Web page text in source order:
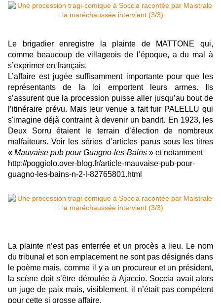
Le brigadier enregistre la plainte de MATTONE qui,
comme beaucoup de villageois de l’époque, a du mal à
s’exprimer en français.
L’affaire est jugée suffisamment importante pour que les
représentants de la loi emportent leurs armes. Ils
s’assurent que la procession puisse aller jusqu’au bout de
l’itinéraire prévu. Mais leur venue a fait fuir PALELLU qui
s'imagine déjà contraint à devenir un bandit. En 1923, les
Deux Sorru étaient le terrain d’élection de nombreux
malfaiteurs. Voir les séries d’articles parus sous les titres
« Mauvaise pub pour Guagno-les-Bains » et notamment
http://poggiolo.over-blog.fr/article-mauvaise-pub-pour-
guagno-les-bains-n-2-l-82765801.html
La plainte n’est pas enterrée et un procès a lieu. Le nom
du tribunal et son emplacement ne sont pas désignés dans
le poème mais, comme il y a un procureur et un président,
la scène doit s’être déroulée à Ajaccio. Soccia avait alors
un juge de paix mais, visiblement, il n’était pas compétent
pour cette si grosse affaire.